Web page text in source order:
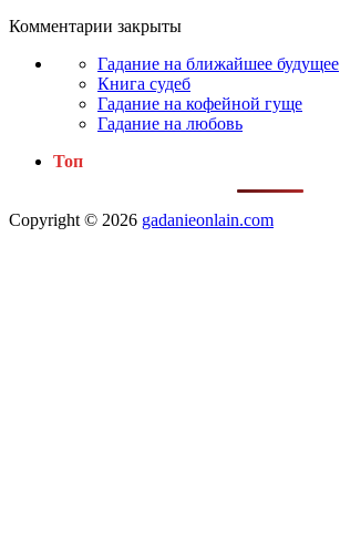
Комментарии закрыты
Гадание на ближайшее будущее
Книга судеб
Гадание на кофейной гуще
Гадание на любовь
Топ
Copyright © 2026 gadanieonlain.com